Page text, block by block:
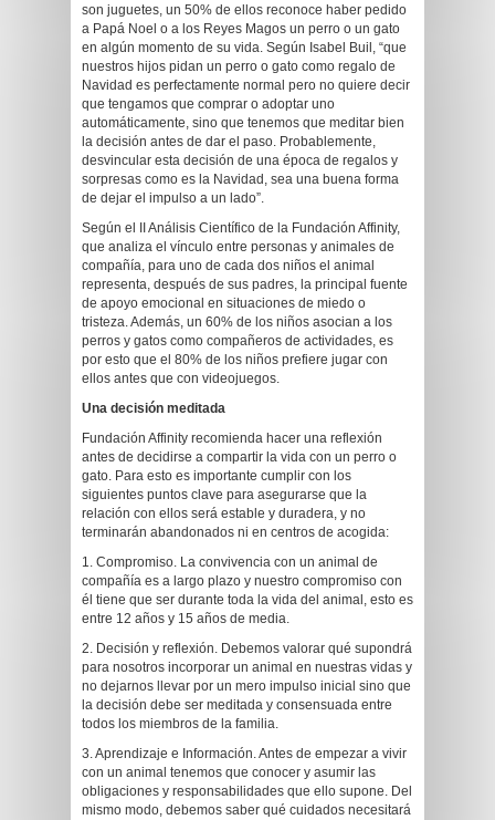
son juguetes, un 50% de ellos reconoce haber pedido
a Papá Noel o a los Reyes Magos un perro o un gato
en algún momento de su vida. Según Isabel Buil, “que
nuestros hijos pidan un perro o gato como regalo de
Navidad es perfectamente normal pero no quiere decir
que tengamos que comprar o adoptar uno
automáticamente, sino que tenemos que meditar bien
la decisión antes de dar el paso. Probablemente,
desvincular esta decisión de una época de regalos y
sorpresas como es la Navidad, sea una buena forma
de dejar el impulso a un lado”.
Según el II Análisis Científico de la Fundación Affinity,
que analiza el vínculo entre personas y animales de
compañía, para uno de cada dos niños el animal
representa, después de sus padres, la principal fuente
de apoyo emocional en situaciones de miedo o
tristeza. Además, un 60% de los niños asocian a los
perros y gatos como compañeros de actividades, es
por esto que el 80% de los niños prefiere jugar con
ellos antes que con videojuegos.
Una decisión meditada
Fundación Affinity recomienda hacer una reflexión
antes de decidirse a compartir la vida con un perro o
gato. Para esto es importante cumplir con los
siguientes puntos clave para asegurarse que la
relación con ellos será estable y duradera, y no
terminarán abandonados ni en centros de acogida:
1. Compromiso. La convivencia con un animal de
compañía es a largo plazo y nuestro compromiso con
él tiene que ser durante toda la vida del animal, esto es
entre 12 años y 15 años de media.
2. Decisión y reflexión. Debemos valorar qué supondrá
para nosotros incorporar un animal en nuestras vidas y
no dejarnos llevar por un mero impulso inicial sino que
la decisión debe ser meditada y consensuada entre
todos los miembros de la familia.
3. Aprendizaje e Información. Antes de empezar a vivir
con un animal tenemos que conocer y asumir las
obligaciones y responsabilidades que ello supone. Del
mismo modo, debemos saber qué cuidados necesitará